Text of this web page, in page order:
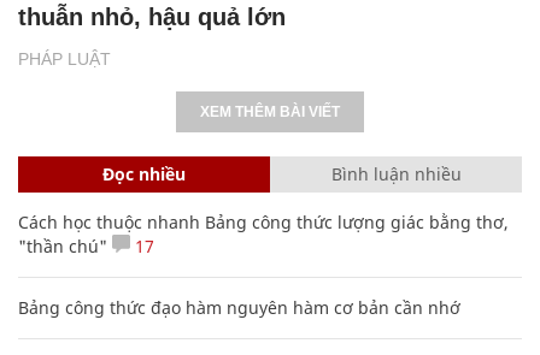
PHÁP LUẬT
thuẫn nhỏ, hậu quả lớn
XEM THÊM BÀI VIẾT
Đọc nhiều Bình luận nhiều
Cách học thuộc nhanh Bảng công thức lượng giác bằng thơ,
"thần chú"
17
Bảng công thức đạo hàm nguyên hàm cơ bản cần nhớ